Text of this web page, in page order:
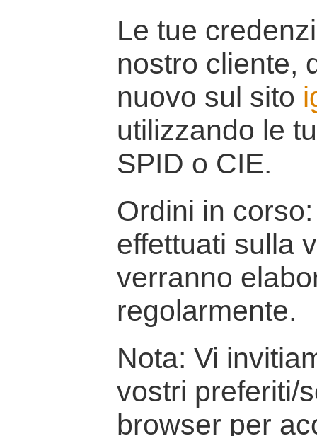
Le tue
nostro cliente,
nuovo sul sito
utilizzando le
SPID o CIE.
Ordini in
effettuati sulla
verranno
regolarmente.
Nota: Vi
vostri preferiti/
browser per